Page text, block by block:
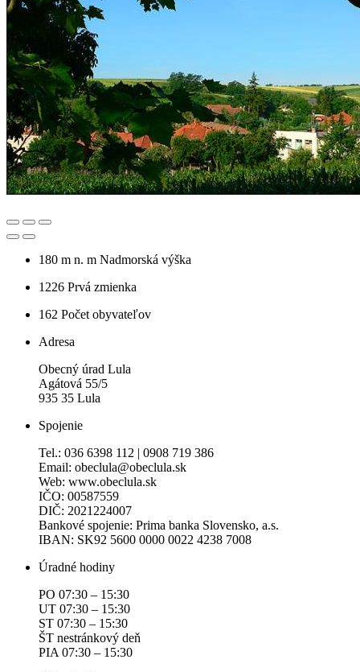
180 m n. m Nadmorská výška
1226 Prvá zmienka
162 Počet obyvateľov
Adresa
Obecný úrad Lula
Agátová 55/5
935 35 Lula
Spojenie
Tel.: 036 6398 112 | 0908 719 386
Email: obeclula@obeclula.sk
Web: www.obeclula.sk
IČO: 00587559
DIČ: 2021224007
Bankové spojenie: Prima banka Slovensko, a.s.
IBAN: SK92 5600 0000 0022 4238 7008
Úradné hodiny
PO 07:30 – 15:30
UT 07:30 – 15:30
ST 07:30 – 15:30
ŠT nestránkový deň
PIA 07:30 – 15:30